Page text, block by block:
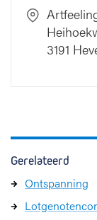
3191
Gerelateerd
Ontspanning